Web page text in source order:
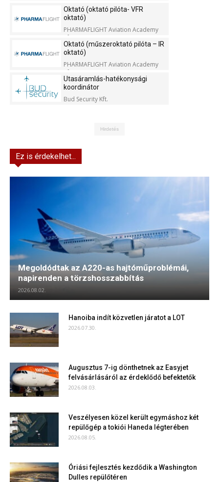
Oktató (oktató pilóta- VFR
oktató)
PHARMAFLIGHT Aviation Academy
Kft.
Oktató (műszeroktató pilóta – IR
oktató)
PHARMAFLIGHT Aviation Academy
Kft.
Utasáramlás-hatékonysági
koordinátor
Bud Security Kft.
Hirdetés
Ez is érdekelhet...
Megoldódtak az A220-as hajtóműproblémái,
napirenden a törzshosszabbítás
2026.08.02.
Hanoiba indít közvetlen járatot a LOT
2026.07.30.
Augusztus 7-ig dönthetnek az Easyjet
felvásárlásáról az érdeklődő befektetők
2026.08.03.
Veszélyesen közel került egymáshoz két
repülőgép a tokiói Haneda légterében
2026.08.05.
Óriási fejlesztés kezdődik a Washington
Dulles repülőtéren